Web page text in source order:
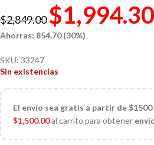
$2,849.00 $1,994.30
Ahorras: 854.70 (30%)
SKU: 33247
Sin existencias
El envío sea gratis a partir de $1500
$1,500.00al carrito para obtener